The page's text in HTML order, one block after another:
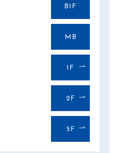
B1F
MB
1F
2F
5F